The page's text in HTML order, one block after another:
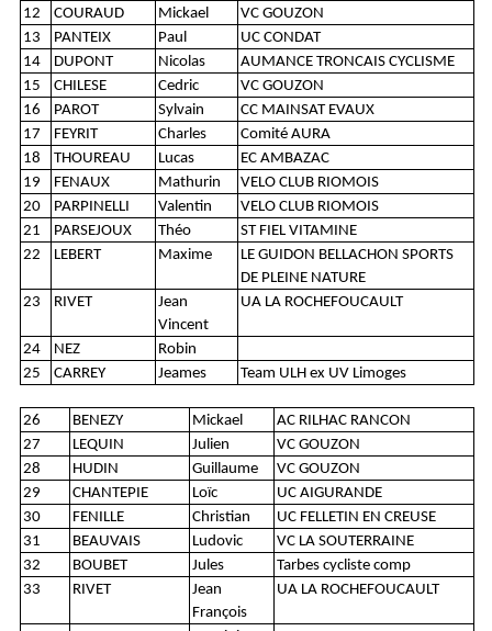
12
COURAUD Mickael
VC GOUZON
13
PANTEIX Paul
UC CONDAT
14
DUPONT Nicolas
AUMANCE TRONCAIS CYCLISME
15
CHILESE Cedric
VC GOUZON
16
PAROT Sylvain
CC MAINSAT EVAUX
17
FEYRIT Charles
Comité AURA
18
THOUREAU Lucas
EC AMBAZAC
19
FENAUX Mathurin
VELO CLUB RIOMOIS
20
PARPINELLI Valentin
VELO CLUB RIOMOIS
21
PARSEJOUX Théo
ST FIEL VITAMINE
22
LEBERT Maxime
LE GUIDON BELLACHON SPORTS
DE PLEINE NATURE
23
RIVET
Jean
Vincent
UA LA ROCHEFOUCAULT
24 NEZ
Robin
25
CARREY Jeames Team ULH ex UV Limoges
26 BENEZY Mickael
AC RILHAC RANCON
27
LEQUIN Julien
VC GOUZON
28
HUDIN Guillaume
VC GOUZON
29
CHANTEPIE Loïc
UC AIGURANDE
30
FENILLE Christian
UC FELLETIN EN CREUSE
31
BEAUVAIS Ludovic
VC LA SOUTERRAINE
32
BOUBET Jules
Tarbes cycliste comp
33
RIVET
Jean
François
UA LA ROCHEFOUCAULT